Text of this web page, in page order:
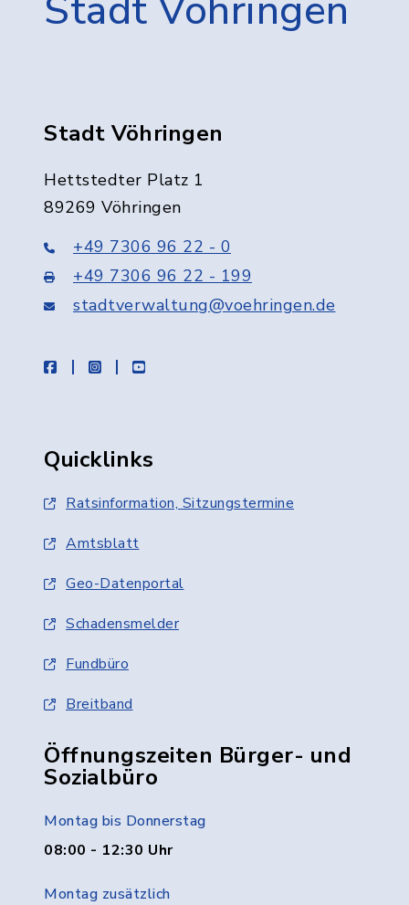
Stadt Vöhringen
Stadt Vöhringen
Hettstedter Platz 1
89269 Vöhringen
+49 7306 96 22 - 0
+49 7306 96 22 - 199
stadtverwaltung@voehringen.de
facebookinstagramyoutube
Quicklinks
Ratsinformation, Sitzungstermine
Amtsblatt
Geo-Datenportal
Schadensmelder
Fundbüro
Breitband
Öffnungszeiten Bürger- und
Sozialbüro
Montag bis Donnerstag
08:00 - 12:30 Uhr
Montag zusätzlich